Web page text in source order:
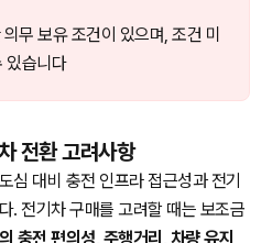
무 보유 조건이 있으며, 조건 미
있습니다
전환 고려사항
심 대비 충전 인프라 접근성과 전기
. 전기차 구매를 고려할 때는 보조금
충전 편의성, 주행거리, 차량 유지